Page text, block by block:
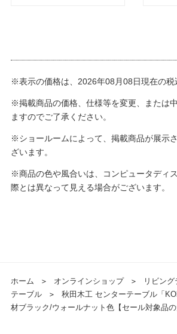
※表示の価格は、2026年08月08日現在の税
※掲載商品の価格、仕様等を変更、または
ますのでご了承ください。
※ショールームによって、掲載商品が展示
ざいます。
※商品の色や風合いは、コンピュータディ
際とは異なって見える場合がございます。
ホーム ＞ オンラインショップ ＞ リビン
テーブル
＞
秋田木工 センターテーブル「
材ブラック/ウォールナット色【セール対象品の